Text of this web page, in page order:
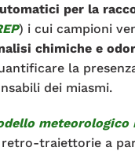
per la
) i cui campioni
chimiche e
la
dei miasmi.
meteorologico
retro-traiettorie a